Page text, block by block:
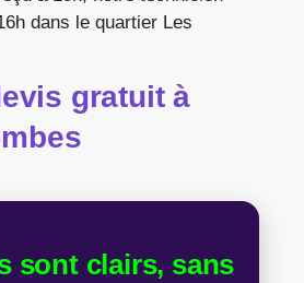
dans le quartier Les
gratuit à
sont clairs, sans